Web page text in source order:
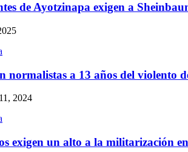
de Ayotzinapa exigen a
normalistas a 13 años del violento
2024
exigen un alto a la militarización